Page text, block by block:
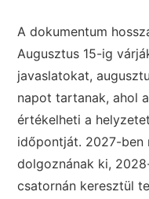
A dokumentum
Augusztus 15-ig
javaslatokat,
napot tartanak, ahol
értékelheti a
időpontját. 2027-ben
dolgoznának ki,
csatornán keresztül